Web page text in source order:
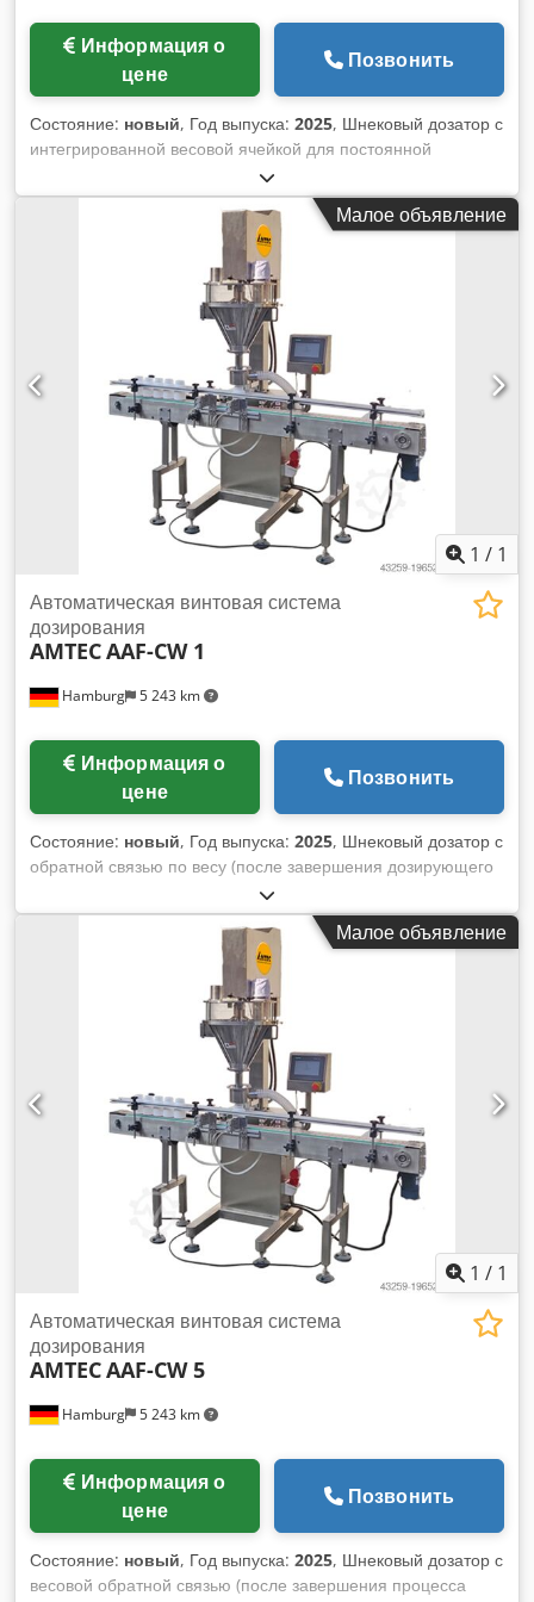
цене
Позвонить
Состояние: новый, Год выпуска: 2025, Шнековый дозатор с
интегрированной весовой ячейкой для постоянной
обратной связи о весе во время процесса наполнения.
Самостоятельная версия для полуавтоматической
фасовки. Подходит для дозирования и фасовки
порошкообразных продуктов в пакеты, банки, стеклянные
или другие контейнеры. Управление осуществляется ПЛК с
сенсорным экраном. Оснащён сервоприводом для шнека-
дозатора, датчиком уровня заполнения, регулируемой по
высоте головкой наполнения, пылезащитным кожухом. -
Технические характеристики: Диапазон дозирования: 1-25
кг (смена шнекового дозатора необходима); Точность (в
зависимости от продукта и общего веса): до 1 кг макс. ±2 г,
1-10 кг макс. ±0,2%, 10-25 кг макс. ±0,1%; макс. число
циклов в холостом режиме: 8 циклов/мин; объём бункера:
75 л; питание: AC220~380V, 3-фазы; мощность: 3 кВт;
требуемое давление и расход сжатого воздуха: 0,6 МПа,
0,1 м³/мин; габариты машины: Д1135xШ890xВ2500 мм;
Малое объявление
1 / 1
Hamburg 5 243 km
Автоматическая винтовая система
дозирования
AMTECAAF-CW 1
цене
Позвонить
Состояние: новый, Год выпуска: 2025, Шнековый дозатор с
обратной связью по весу (после завершения дозирующего
цикла) через подключённые весы. Автоматическое
исполнение с пластинчатым ленточным конвейером для
транспортировки банок, бутылок, контейнеров. Подходит
для дозирования и наполнения порошкообразных
продуктов в банки, бутылки или другие ёмкости.
Управление — ПЛК с сенсорным экраном. Оснащён
сервоприводом для шнека-дозатора, датчиком уровня, по
высоте регулируемой дозирующей головкой,
пылезащищённым кожухом. - Технические характеристики:
диапазон дозирования: 1–1000 г; точность (в зависимости
от продукта и веса): 1–100 г макс. ±2%, 100–1000 г макс.
±1%; максимальная производительность в холостом
режиме: 25 циклов/мин; объём бункера: 25 л (стандарт), 35
л (по запросу); питание: AC220~380V, 3 фазы; мощность:
1,2 кВт; габариты машины: Д1500xШ760xВ1850 мм; вес:
160 кг. Dksdow D Elaopfx Aqwer
Малое объявление
1 / 1
Hamburg 5 243 km
Автоматическая винтовая система
дозирования
AMTECAAF-CW 5
цене
Позвонить
Состояние: новый, Год выпуска: 2025, Шнековый дозатор с
весовой обратной связью (после завершения процесса